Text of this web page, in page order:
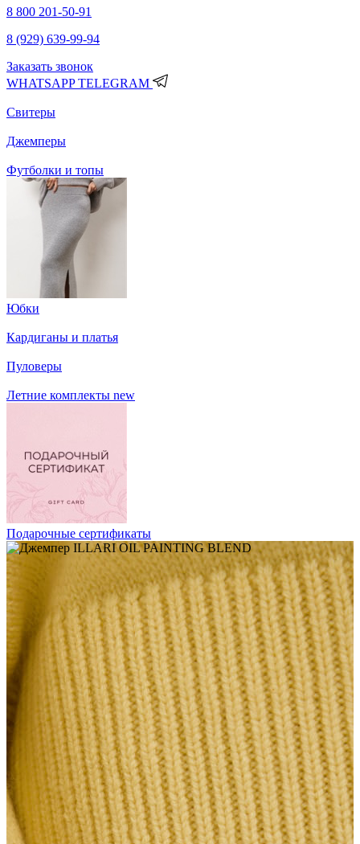
8 800 201-50-91
8 (929) 639-99-94
Заказать звонок
WHATSAPPTELEGRAM
Свитеры
Джемперы
Футболки и топы
Юбки
Кардиганы и платья
Пуловеры
Летние комплекты new
Подарочные сертификаты